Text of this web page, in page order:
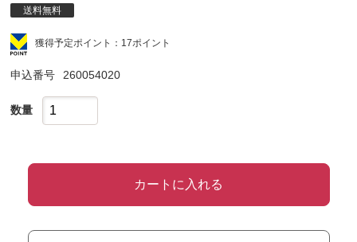
送料無料
獲得予定ポイント：17ポイント
申込番号 260054020
数量
カートに入れる